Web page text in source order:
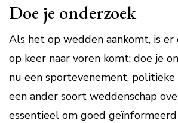
Doe je onderzoek
Als het op wedden aankomt, is
op keer naar voren komt: doe je
nu een sportevenement,
een ander soort weddenschap
essentieel om goed